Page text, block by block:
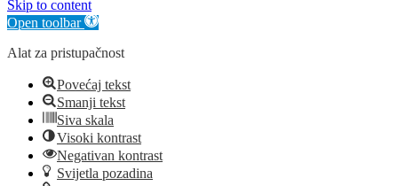
Skip to content
Open toolbar
Alat za pristupačnost
Povećaj tekst
Smanji tekst
Siva skala
Visoki kontrast
Negativan kontrast
Svijetla pozadina